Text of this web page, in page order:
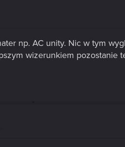
np. AC unity. Nic w tym
wizerunkiem pozostanie